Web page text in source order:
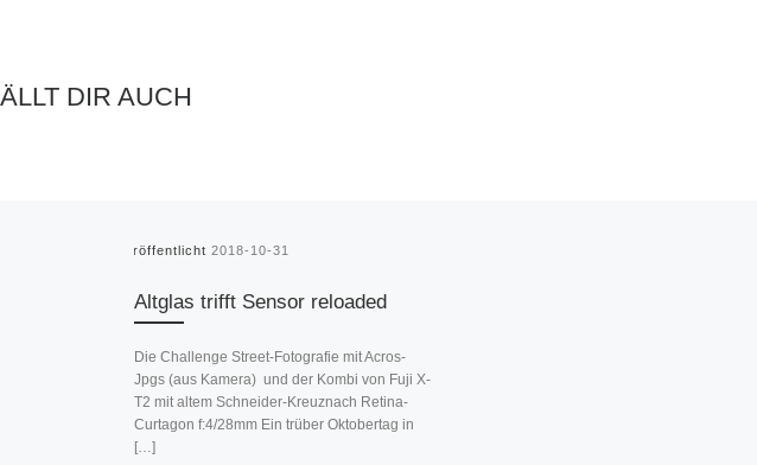
DIR AUCH
Veröffentlicht 2018-10-31
Altglas trifft Sensor reloaded
Die Challenge Street-Fotografie mit Acros-
Jpgs (aus Kamera) und der Kombi von Fuji X-
T2 mit altem Schneider-Kreuznach Retina-
Curtagon f:4/28mm Ein trüber Oktobertag in
[…]